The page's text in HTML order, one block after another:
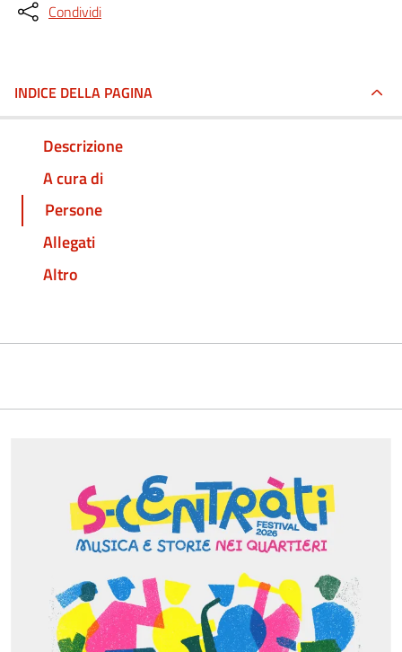
Condividi
INDICE DELLA PAGINA
Descrizione
A cura di
Persone
Allegati
Altro